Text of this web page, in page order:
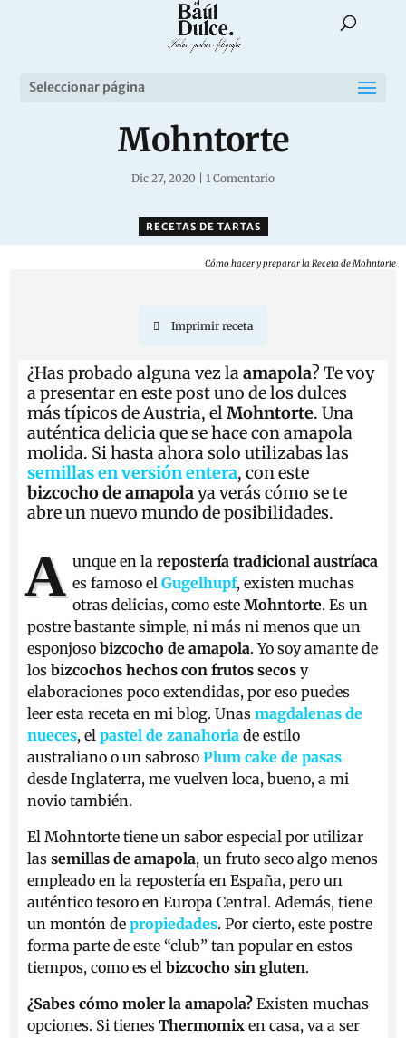
Seleccionar página
Mohntorte
Dic 27, 2020 1 Comentario
RECETAS DE TARTAS
Cómo hacer y preparar la Receta de Mohntorte
Imprimir receta
¿Has probado alguna vezlaamapola? Te voy
a presentar en este post uno de los dulces
más típicos de Austria, elMohntorte. Una
auténtica delicia que se hace con amapola
molida. Si hasta ahora solo utilizabas las
semillas en versión entera, con este
bizcocho de amapolaya verás cómo se te
abre un nuevo mundo de posibilidades.
A unque en la repostería tradicional austríaca
es famoso el Gugelhupf, existen muchas
otras delicias, como este Mohntorte. Es un
postre bastante simple, ni más ni menos que un
esponjosobizcocho de amapola. Yo soy amante de
losbizcochos hechos con frutos secos y
elaboraciones poco extendidas, por eso puedes
leer esta receta en mi blog. Unasmagdalenas de
nueces, elpastel de zanahoria de estilo
australiano o un sabrosoPlum cake de pasas
desde Inglaterra, me vuelven loca, bueno, a mi
novio también.
El Mohntorte tiene un sabor especial por utilizar
lassemillas de amapola, un fruto seco algo menos
empleado en la repostería en España, pero un
auténtico tesoro en Europa Central. Además, tiene
un montón depropiedades. Por cierto, este postre
forma parte de este “club” tan popular en estos
tiempos, como es elbizcocho sin gluten.
¿Sabes cómo moler la amapola? Existen muchas
opciones. Si tienesThermomix en casa, va a ser